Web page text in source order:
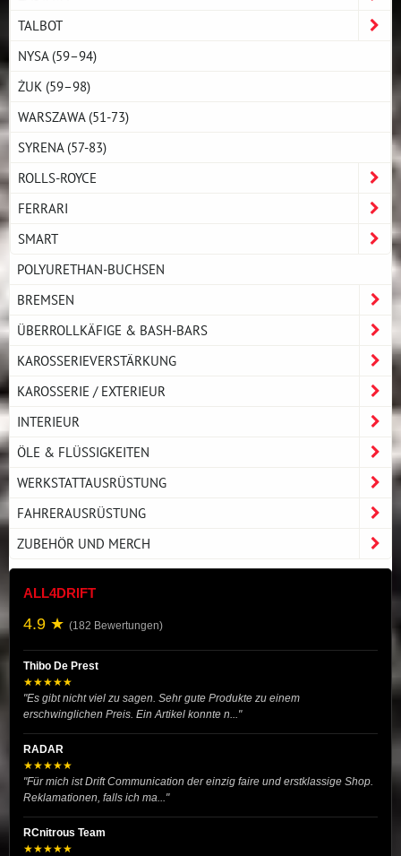
TALBOT
NYSA (59–94)
ŻUK (59–98)
WARSZAWA (51-73)
SYRENA (57-83)
ROLLS-ROYCE
FERRARI
SMART
POLYURETHAN-BUCHSEN
BREMSEN
ÜBERROLLKÄFIGE & BASH-BARS
KAROSSERIEVERSTÄRKUNG
KAROSSERIE / EXTERIEUR
INTERIEUR
ÖLE & FLÜSSIGKEITEN
WERKSTATTAUSRÜSTUNG
FAHRERAUSRÜSTUNG
ZUBEHÖR UND MERCH
ALL4DRIFT
4.9 ★ (182 Bewertungen)
Thibo De Prest
★★★★★
"Es gibt nicht viel zu sagen. Sehr gute Produkte zu einem
erschwinglichen Preis. Ein Artikel konnte n..."
RADAR
★★★★★
"Für mich ist Drift Communication der einzig faire und erstklassige Shop.
Reklamationen, falls ich ma..."
RCnitrous Team
★★★★★